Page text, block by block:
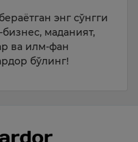
энг сўнгги
маданият,
ва илм-фан
бўлинг!